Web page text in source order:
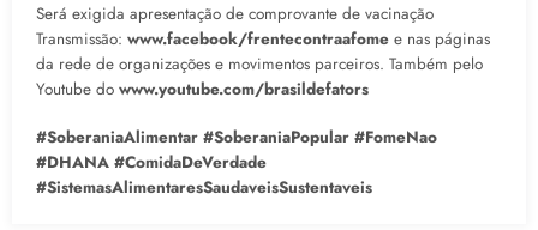
Será exigida apresentação de comprovante de vacinação
Transmissão: www.facebook/frentecontraafome e nas páginas
da rede de organizações e movimentos parceiros. Também pelo
Youtube do www.youtube.com/brasildefators
#SoberaniaAlimentar #SoberaniaPopular #FomeNao
#DHANA #ComidaDeVerdade
#SistemasAlimentaresSaudaveisSustentaveis